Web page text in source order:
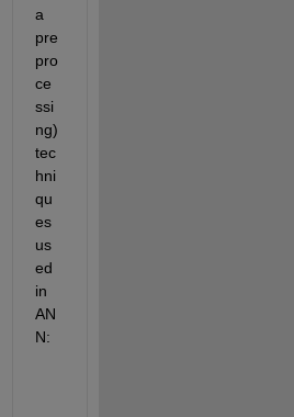
a
pre
pro
ce
ssi
ng)
tec
hni
qu
es
us
ed
in
AN
N: